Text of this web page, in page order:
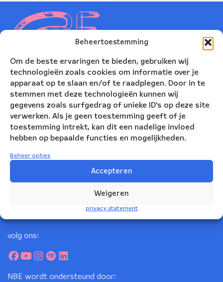
Beheertoestemming
Om de beste ervaringen te bieden, gebruiken wij
technologieën zoals cookies om informatie over je
apparaat op te slaan en/of te raadplegen. Door in te
stemmen met deze technologieën kunnen wij
gegevens zoals surfgedrag of unieke ID's op deze site
verwerken. Als je geen toestemming geeft of je
toestemming intrekt, kan dit een nadelige invloed
hebben op bepaalde functies en mogelijkheden.
Beheer opties
Accepteren
Weigeren
privacy statement
Nederlands Blazers Ensemble
Korte Leidsedwarsstraat 12
volg ons:
NBE wordt ondersteund door: